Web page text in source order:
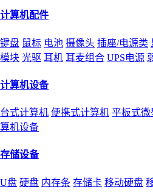
计算机配件
键盘 鼠标 电池 摄像头 插座/电源类
模块 光驱 耳机 耳麦组合 UPS电源
计算机设备
台式计算机 便携式计算机 平板式微
算机设备
存储设备
U盘 硬盘 内存条 存储卡 移动硬盘